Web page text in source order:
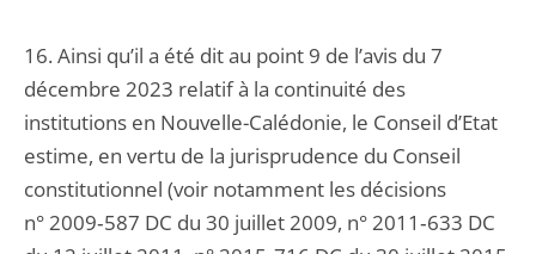
16. Ainsi qu’il a été dit au point 9 de l’avis du 7
décembre 2023 relatif à la continuité des
institutions en Nouvelle-Calédonie, le Conseil d’Etat
estime, en vertu de la jurisprudence du Conseil
constitutionnel (voir notamment les décisions
n° 2009‑587 DC du 30 juillet 2009, n° 2011‑633 DC